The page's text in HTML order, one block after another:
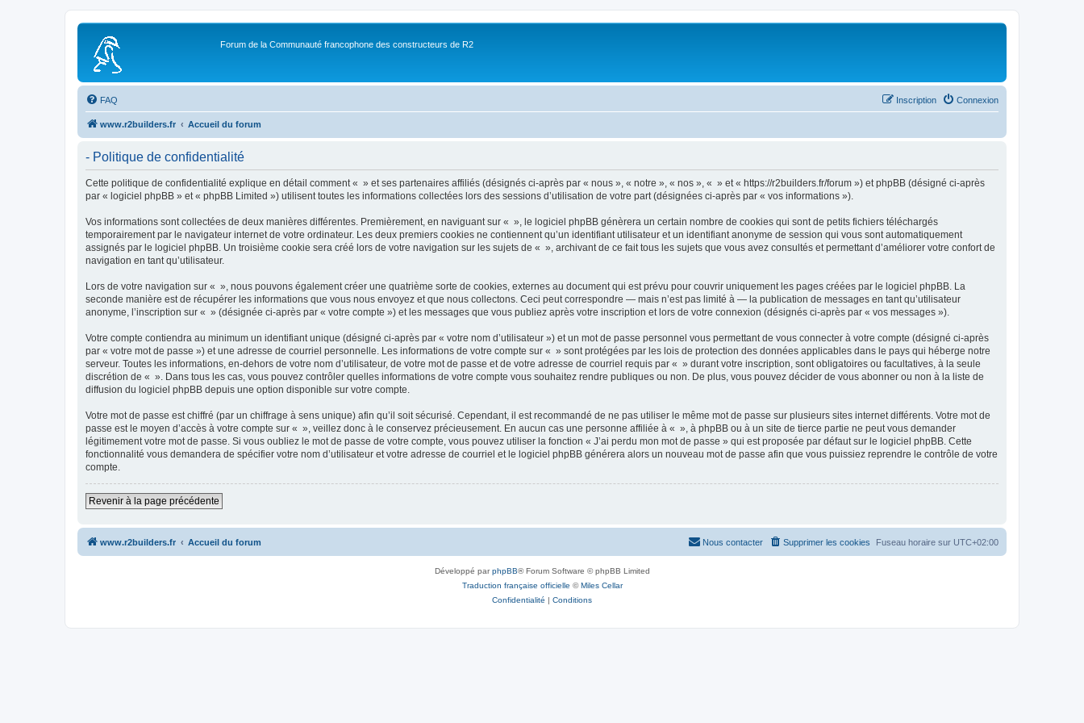
Forum de la Communauté francophone des constructeurs de R2
FAQ Connexion
Inscription
www.r2builders.fr Accueil du forum
- Politique de confidentialité
Cette politique de confidentialité explique en détail comment « » et ses partenaires affiliés (désignés ci-après par « nous », « notre », « nos », « » et « https://r2builders.fr/forum ») et phpBB (désigné ci-après
par « logiciel phpBB » et « phpBB Limited ») utilisent toutes les informations collectées lors des sessions d’utilisation de votre part (désignées ci-après par « vos informations »).
Vos informations sont collectées de deux manières différentes. Premièrement, en naviguant sur « », le logiciel phpBB génèrera un certain nombre de cookies qui sont de petits fichiers téléchargés
temporairement par le navigateur internet de votre ordinateur. Les deux premiers cookies ne contiennent qu’un identifiant utilisateur et un identifiant anonyme de session qui vous sont automatiquement
assignés par le logiciel phpBB. Un troisième cookie sera créé lors de votre navigation sur les sujets de « », archivant de ce fait tous les sujets que vous avez consultés et permettant d’améliorer votre confort de
navigation en tant qu’utilisateur.
Lors de votre navigation sur « », nous pouvons également créer une quatrième sorte de cookies, externes au document qui est prévu pour couvrir uniquement les pages créées par le logiciel phpBB. La
seconde manière est de récupérer les informations que vous nous envoyez et que nous collectons. Ceci peut correspondre — mais n’est pas limité à — la publication de messages en tant qu’utilisateur
anonyme, l’inscription sur « » (désignée ci-après par « votre compte ») et les messages que vous publiez après votre inscription et lors de votre connexion (désignés ci-après par « vos messages »).
Votre compte contiendra au minimum un identifiant unique (désigné ci-après par « votre nom d’utilisateur ») et un mot de passe personnel vous permettant de vous connecter à votre compte (désigné ci-après
par « votre mot de passe ») et une adresse de courriel personnelle. Les informations de votre compte sur « » sont protégées par les lois de protection des données applicables dans le pays qui héberge notre
serveur. Toutes les informations, en-dehors de votre nom d’utilisateur, de votre mot de passe et de votre adresse de courriel requis par « » durant votre inscription, sont obligatoires ou facultatives, à la seule
discrétion de « ». Dans tous les cas, vous pouvez contrôler quelles informations de votre compte vous souhaitez rendre publiques ou non. De plus, vous pouvez décider de vous abonner ou non à la liste de
diffusion du logiciel phpBB depuis une option disponible sur votre compte.
Votre mot de passe est chiffré (par un chiffrage à sens unique) afin qu’il soit sécurisé. Cependant, il est recommandé de ne pas utiliser le même mot de passe sur plusieurs sites internet différents. Votre mot de
passe est le moyen d’accès à votre compte sur « », veillez donc à le conservez précieusement. En aucun cas une personne affiliée à « », à phpBB ou à un site de tierce partie ne peut vous demander
légitimement votre mot de passe. Si vous oubliez le mot de passe de votre compte, vous pouvez utiliser la fonction « J’ai perdu mon mot de passe » qui est proposée par défaut sur le logiciel phpBB. Cette
fonctionnalité vous demandera de spécifier votre nom d’utilisateur et votre adresse de courriel et le logiciel phpBB générera alors un nouveau mot de passe afin que vous puissiez reprendre le contrôle de votre
compte.
Revenir à la page précédente
www.r2builders.fr Accueil du forum Fuseau horaire sur UTC+02:00
Supprimer les cookies
Nous contacter
Développé parphpBB® Forum Software © phpBB Limited
Traduction française officielle ©Miles Cellar
Confidentialité | Conditions